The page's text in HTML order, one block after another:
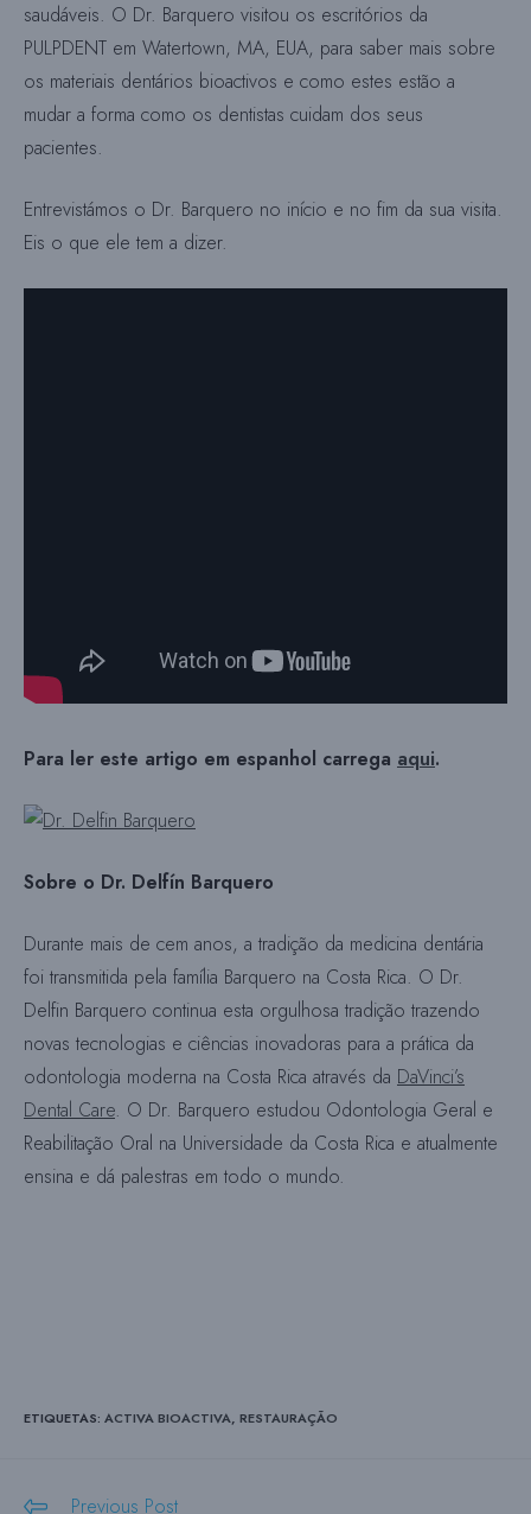
saudáveis. O Dr. Barquero visitou os escritórios da
PULPDENT em Watertown, MA, EUA, para saber mais sobre
os materiais dentários bioactivos e como estes estão a
mudar a forma como os dentistas cuidam dos seus
pacientes.
Entrevistámos o Dr. Barquero no início e no fim da sua visita.
Eis o que ele tem a dizer.
Para ler este artigo em espanhol carrega aqui.
Sobre o Dr. Delfín Barquero
Durante mais de cem anos, a tradição da medicina dentária
foi transmitida pela família Barquero na Costa Rica. O Dr.
Delfin Barquero continua esta orgulhosa tradição trazendo
novas tecnologias e ciências inovadoras para a prática da
odontologia moderna na Costa Rica através da DaVinci’s
Dental Care. O Dr. Barquero estudou Odontologia Geral e
Reabilitação Oral na Universidade da Costa Rica e atualmente
ensina e dá palestras em todo o mundo.
ETIQUETAS: ACTIVA BIOACTIVA, RESTAURAÇÃO
Lê Previous Post